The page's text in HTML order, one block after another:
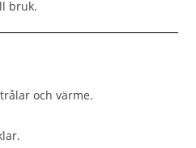
bruk.
och värme.